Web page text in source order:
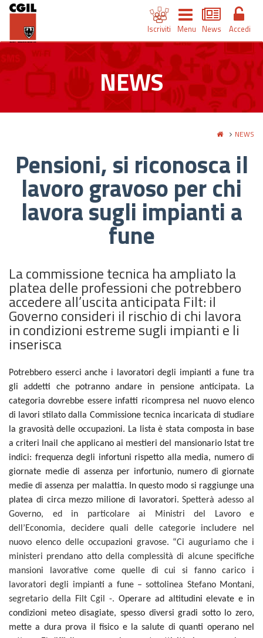
Iscriviti Menu News Accedi
NEWS
NEWS
Pensioni, si riconosca il
lavoro gravoso per chi
lavora sugli impianti a
fune
La commissione tecnica ha ampliato la
platea delle professioni che potrebbero
accedere all’uscita anticipata Filt: il
Governo consideri il rischio di chi lavora
in condizioni estreme sugli impianti e li
inserisca
Potrebbero esserci anche i lavoratori degli impianti a fune tra
gli addetti che potranno andare in pensione anticipata. La
categoria dovrebbe essere infatti ricompresa nel nuovo elenco
di lavori stilato dalla Commissione tecnica incaricata di studiare
la gravosità delle occupazioni. La lista è stata composta in base
a criteri Inail che applicano ai mestieri del mansionario Istat tre
indici: frequenza degli infortuni rispetto alla media, numero di
giornate medie di assenza per infortunio, numero di giornate
medie di assenza per malattia. In questo modo si raggiunge una
platea di circa mezzo milione di lavoratori. Spetterà adesso al
Governo, ed in particolare ai Ministri del Lavoro e
dell’Economia, decidere quali delle categorie includere nel
nuovo elenco delle occupazioni gravose. “Ci auguriamo che i
ministeri prendano atto della complessità di alcune specifiche
mansioni lavorative come quelle di cui si fanno carico i
lavoratori degli impianti a fune – sottolinea Stefano Montani,
segretario della Filt Cgil -. Operare ad altitudini elevate e in
condizioni meteo disagiate, spesso diversi gradi sotto lo zero,
mette a dura prova il fisico e la salute di quanti operano nel